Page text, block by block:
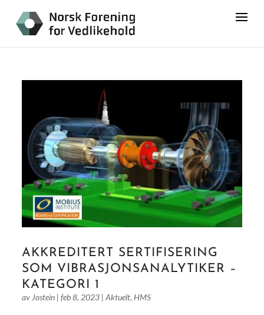
AKKREDITERT SERTIFISERING
SOM VIBRASJONSANALYTIKER –
KATEGORI 1
av Jostein| feb 8, 2023| Aktuelt, HMS